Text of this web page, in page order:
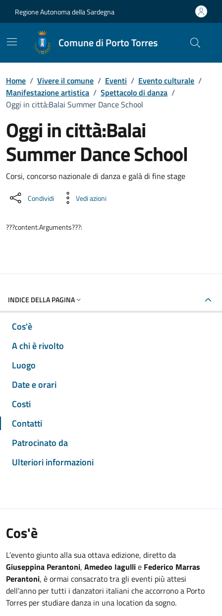
Regione Autonoma della Sardegna
Comune di Porto Torres
Home / Vivere il comune / Eventi / Evento culturale /
Manifestazione artistica / Spettacolo di danza /
Oggi in città:Balai Summer Dance School
Oggi in città:Balai
Summer Dance School
Dettaglio dell'evento
Corsi, concorso nazionale di danza e galà di fine stage
Condividi Vedi azioni
???content.Arguments???:
INDICE DELLA PAGINA
Cos'è
A chi è rivolto
Luogo
Date e orari
Costi
Contatti
Patrocinato da
Ulteriori informazioni
Cos'è
L’evento giunto alla sua ottava edizione, diretto da
Giuseppina Perantoni, Amedeo Iagullie Federico Marras
Perantoni, è ormai consacrato tra gli eventi più attesi
dell’anno per tutti i danzatori italiani che accorrono a Porto
Torres per studiare danza in una location da sogno.